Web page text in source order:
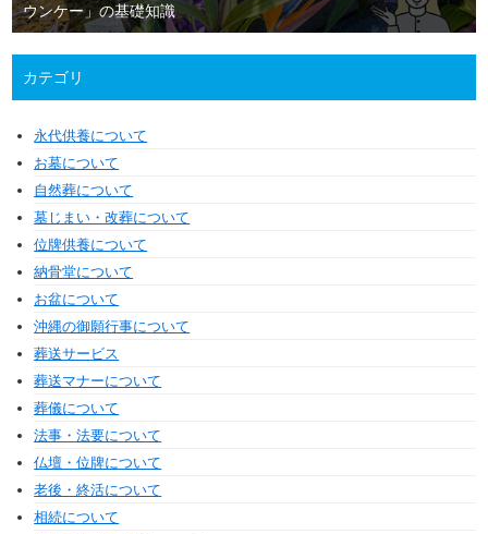
ウンケー」の基礎知識
カテゴリ
永代供養について
お墓について
自然葬について
墓じまい・改葬について
位牌供養について
納骨堂について
お盆について
沖縄の御願行事について
葬送サービス
葬送マナーについて
葬儀について
法事・法要について
仏壇・位牌について
老後・終活について
相続について